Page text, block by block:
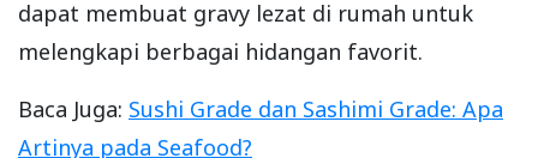
dapat membuat gravy lezat di rumah untuk
melengkapi berbagai hidangan favorit.
Baca Juga: Sushi Grade dan Sashimi Grade: Apa
Artinya pada Seafood?